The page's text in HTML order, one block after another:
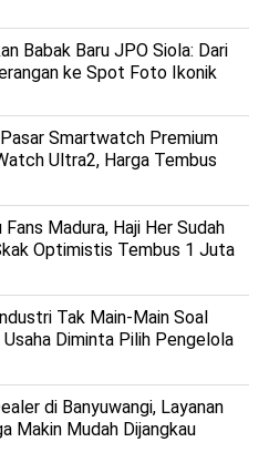
Babak Baru JPO Siola: Dari
ke Spot Foto Ikonik
Smartwatch Premium
Ultra2, Harga Tembus
Fans Madura, Haji Her Sudah
Optimistis Tembus 1 Juta
Tak Main-Main Soal
Usaha Diminta Pilih Pengelola
di Banyuwangi, Layanan
Makin Mudah Dijangkau